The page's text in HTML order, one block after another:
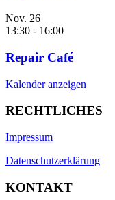
Nov. 26
13:30 - 16:00
Repair Café
Kalender anzeigen
RECHTLICHES
Impressum
Datenschutzerklärung
KONTAKT